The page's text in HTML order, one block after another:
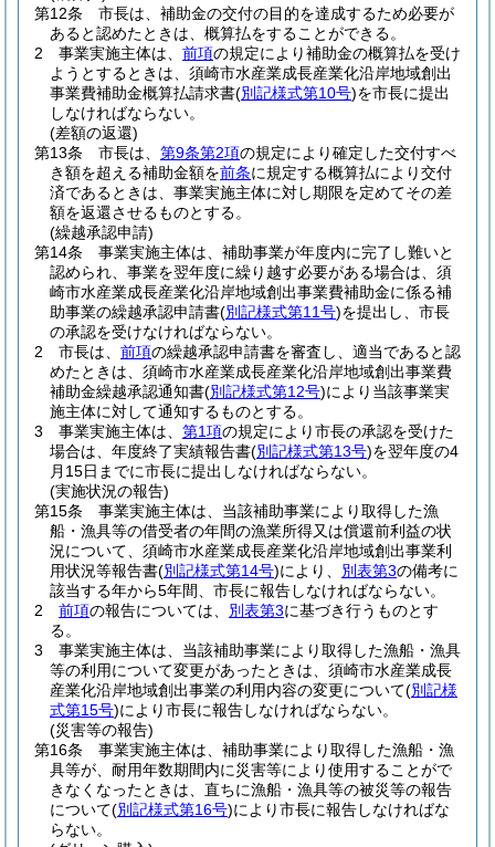
第12条
市長は、補助金の交付の目的を達成するため必要が
あると認めたときは、概算払をすることができる。
2
事業実施主体は、 前項の規定により補助金の概算払を受け
ようとするときは、須崎市水産業成長産業化沿岸地域創出
事業費補助金概算払請求書(別記様式第10号)を市長に提出
しなければならない。
(差額の返還)
第13条
市長は、 第9条第2項の規定により確定した交付すべ
き額を超える補助金額を前条に規定する概算払により交付
済であるときは、事業実施主体に対し期限を定めてその差
額を返還させるものとする。
(繰越承認申請)
第14条
事業実施主体は、補助事業が年度内に完了し難いと
認められ、事業を翌年度に繰り越す必要がある場合は、須
崎市水産業成長産業化沿岸地域創出事業費補助金に係る補
助事業の繰越承認申請書(別記様式第11号)を提出し、市長
の承認を受けなければならない。
2
市長は、 前項の繰越承認申請書を審査し、適当であると認
めたときは、須崎市水産業成長産業化沿岸地域創出事業費
補助金繰越承認通知書(別記様式第12号)により当該事業実
施主体に対して通知するものとする。
3
事業実施主体は、 第1項の規定により市長の承認を受けた
場合は、年度終了実績報告書(別記様式第13号)を翌年度の4
月15日までに市長に提出しなければならない。
(実施状況の報告)
第15条
事業実施主体は、当該補助事業により取得した漁
船・漁具等の借受者の年間の漁業所得又は償還前利益の状
況について、須崎市水産業成長産業化沿岸地域創出事業利
用状況等報告書(別記様式第14号)により、 別表第3の備考に
該当する年から5年間、市長に報告しなければならない。
2
前項の報告については、 別表第3に基づき行うものとす
る。
3
事業実施主体は、当該補助事業により取得した漁船・漁具
等の利用について変更があったときは、須崎市水産業成長
産業化沿岸地域創出事業の利用内容の変更について(別記様
式第15号)により市長に報告しなければならない。
(災害等の報告)
第16条
事業実施主体は、補助事業により取得した漁船・漁
具等が、耐用年数期間内に災害等により使用することがで
きなくなったときは、直ちに漁船・漁具等の被災等の報告
について(別記様式第16号)により市長に報告しなければな
らない。